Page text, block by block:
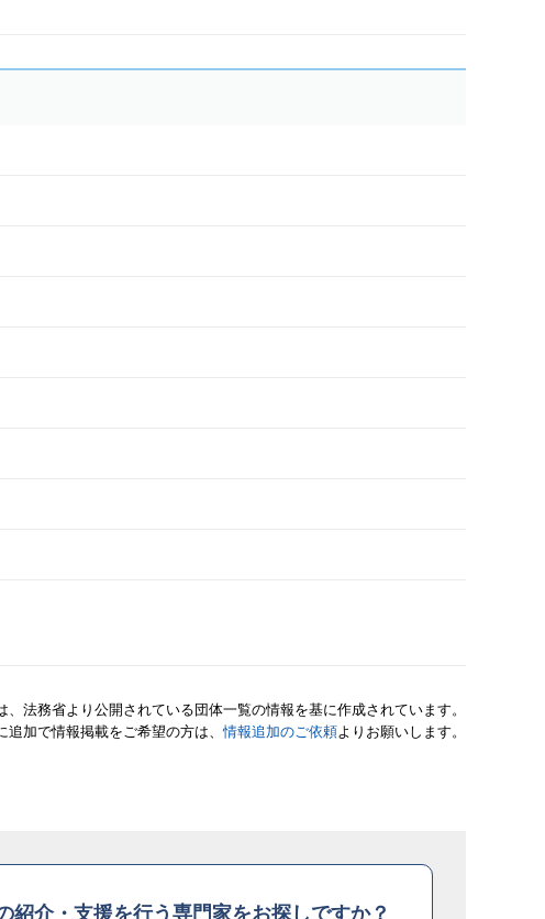
、法務省より公開されている団体一覧の情報を基に作成されています。
追加で情報掲載をご希望の方は、情報追加のご依頼よりお願いします。
紹介・支援を行う専門家をお探しですか？